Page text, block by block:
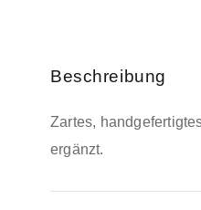
Beschreibung
Zartes,
ergänzt.